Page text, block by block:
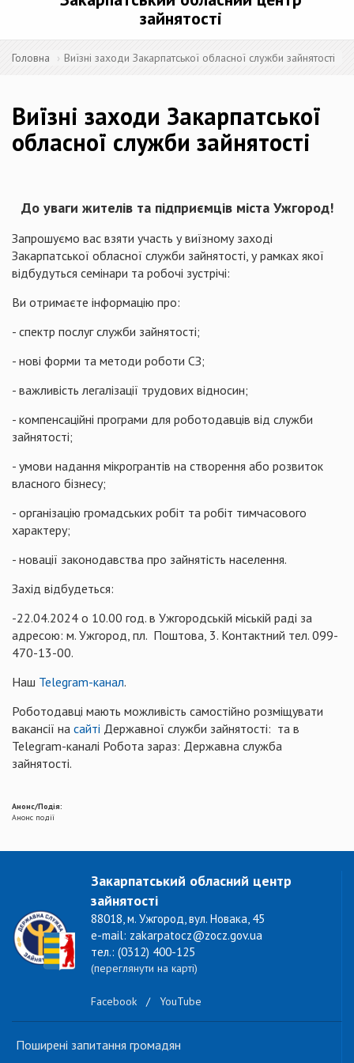
зайнятості
Головна Виїзні заходи Закарпатської обласної служби зайнятості
Виїзні заходи Закарпатської
обласної служби зайнятості
До уваги жителів та підприємців міста Ужгород!
Запрошуємо вас взяти участь у виїзному заході
Закарпатської обласної служби зайнятості, у рамках якої
відбудуться семінари та робочі зустрічі:
Ви отримаєте інформацію про:
- спектр послуг служби зайнятості;
- нові форми та методи роботи СЗ;
- важливість легалізації трудових відносин;
- компенсаційні програми для роботодавців від служби
зайнятості;
- умови надання мікрогрантів на створення або розвиток
власного бізнесу;
- організацію громадських робіт та робіт тимчасового
характеру;
- новації законодавства про зайнятість населення.
Захід відбудеться:
-22.04.2024 о 10.00 год. в Ужгородській міській раді за
адресою: м. Ужгород, пл. Поштова, 3. Контактний тел. 099-
470-13-00.
Наш Telegram-канал.
Роботодавці мають можливість самостійно розміщувати
вакансії на сайті Державної служби зайнятості: та в
Telegram-каналі Робота зараз: Державна служба
зайнятості.
Анонс/Подія:
Анонс події
Закарпатський обласний центр
зайнятості
88018, м. Ужгород, вул. Новака, 45
e-mail: zakarpatocz@zocz.gov.ua
тел.: (0312) 400-125
(переглянути на карті)
Facebook / YouTube
Поширені запитання громадян